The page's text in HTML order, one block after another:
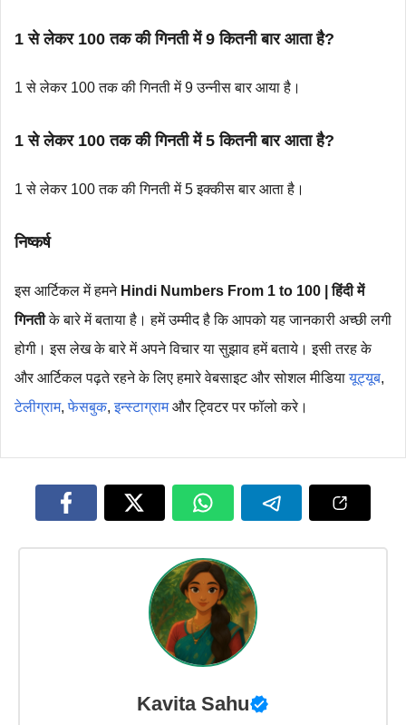
1 से लेकर 100 तक की गिनती में 9 कितनी बार आता है?
1 से लेकर 100 तक की गिनती में 9 उन्नीस बार आया है।
1 से लेकर 100 तक की गिनती में 5 कितनी बार आता है?
1 से लेकर 100 तक की गिनती में 5 इक्कीस बार आता है।
निष्कर्ष
इस आर्टिकल में हमने Hindi Numbers From 1 to 100 | हिंदी में
गिनतीके बारे में बताया है। हमें उम्मीद है कि आपको यह जानकारी अच्छी लगी
होगी। इस लेख के बारे में अपने विचार या सुझाव हमें बताये। इसी तरह के
और आर्टिकल पढ़ते रहने के लिए हमारे वेबसाइट और सोशल मीडियायूट्यूब,
टेलीग्राम,फेसबुक,इन्स्टाग्रामऔर ट्विटर पर फॉलो करे।
Kavita Sahu